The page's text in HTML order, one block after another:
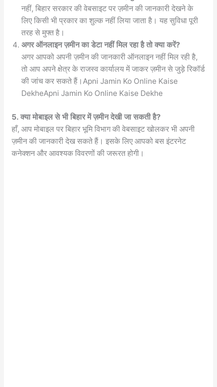
नहीं, बिहार सरकार की वेबसाइट पर ज़मीन की जानकारी देखने के
लिए किसी भी प्रकार का शुल्क नहीं लिया जाता है। यह सुविधा पूरी
तरह से मुफ्त है।
अगर ऑनलाइन ज़मीन का डेटा नहीं मिल रहा है तो क्या करें?
अगर आपको अपनी ज़मीन की जानकारी ऑनलाइन नहीं मिल रही है,
तो आप अपने क्षेत्र के राजस्व कार्यालय में जाकर ज़मीन से जुड़े रिकॉर्ड
की जांच कर सकते हैं।Apni Jamin Ko Online Kaise
DekheApni Jamin Ko Online Kaise Dekhe
5. क्या मोबाइल से भी बिहार में ज़मीन देखी जा सकती है?
हाँ, आप मोबाइल पर बिहार भूमि विभाग की वेबसाइट खोलकर भी अपनी
ज़मीन की जानकारी देख सकते हैं। इसके लिए आपको बस इंटरनेट
कनेक्शन और आवश्यक विवरणों की जरूरत होगी।